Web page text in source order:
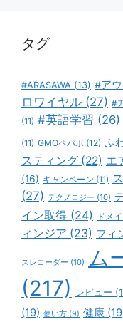
タグ
#ARASAWA (13) #ア
ロワイヤル (27) #
(11) #英語学習 (26)
(11) GMOペパボ (12) ふ
スティング (22) エ
(16) キャンペーン (11)
(27) テクノロジー (10)
イン取得 (24) ドメ
ィンジア (23) フィ
スレコーダー (10) ム
(217)
レビュー
(19) 使い方 (9) 健康